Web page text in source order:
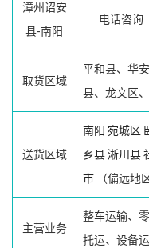
漳州诏安
县-南阳
电话咨询
取货区域
平和县、华
县、龙文区
送货区域
南阳 宛城区
乡县淅川县
市 （偏远地
主营业务
整车运输、
托运、设备